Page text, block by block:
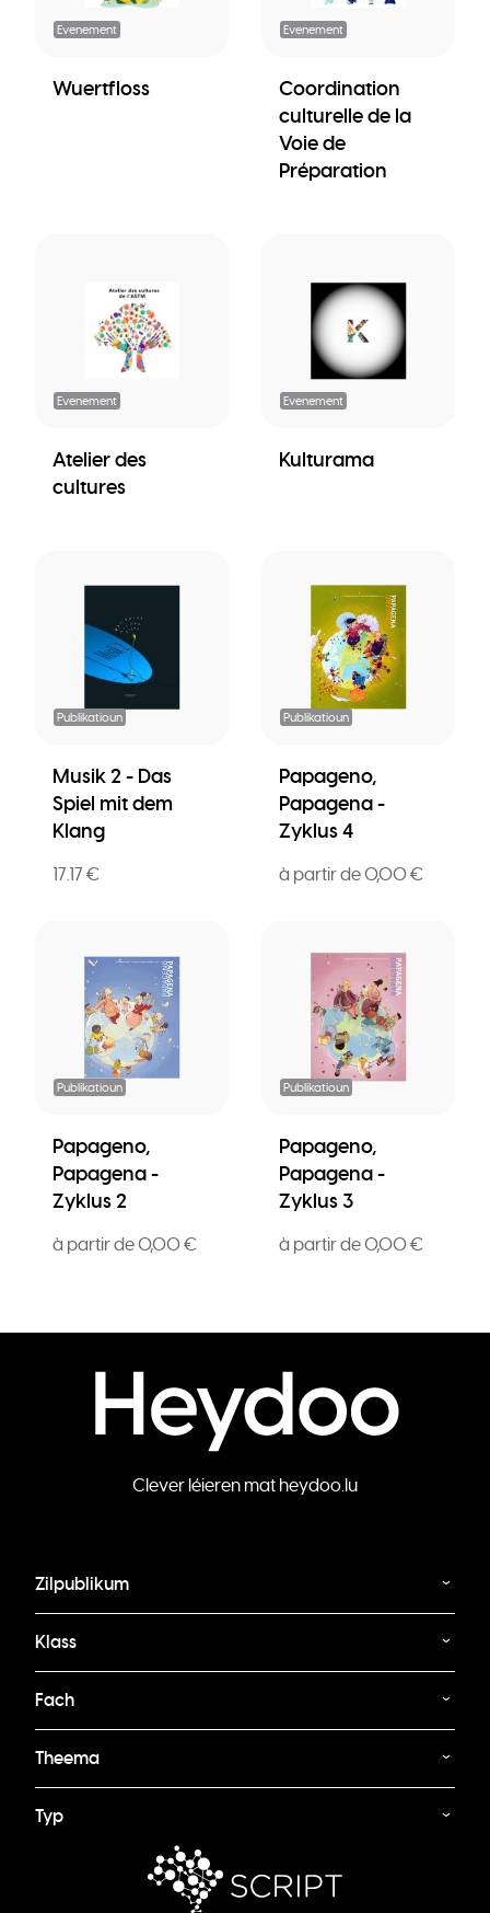
Evenement
Wuertfloss
Evenement
Coordination
culturelle de la
Voie de
Préparation
Evenement
Atelier des
cultures
Evenement
Kulturama
Publikatioun
Musik 2 - Das
Spiel mit dem
Klang
17.17 €
Publikatioun
Papageno,
Papagena -
Zyklus 4
à partir de 0,00 €
Publikatioun
Papageno,
Papagena -
Zyklus 2
à partir de 0,00 €
Publikatioun
Papageno,
Papagena -
Zyklus 3
à partir de 0,00 €
Clever léieren mat heydoo.lu
Zilpublikum
Klass
Fach
Theema
Typ